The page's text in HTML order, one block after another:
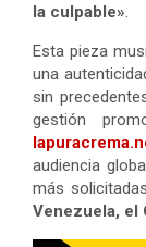
la culpable»
Esta pieza
una
sin
gestión
audiencia
más
Venezuela, el